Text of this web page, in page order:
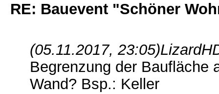
RE: Bauevent "Schöner
(05.11.2017, 23:05)
Begrenzung der Baufläche
Wand? Bsp.: Keller